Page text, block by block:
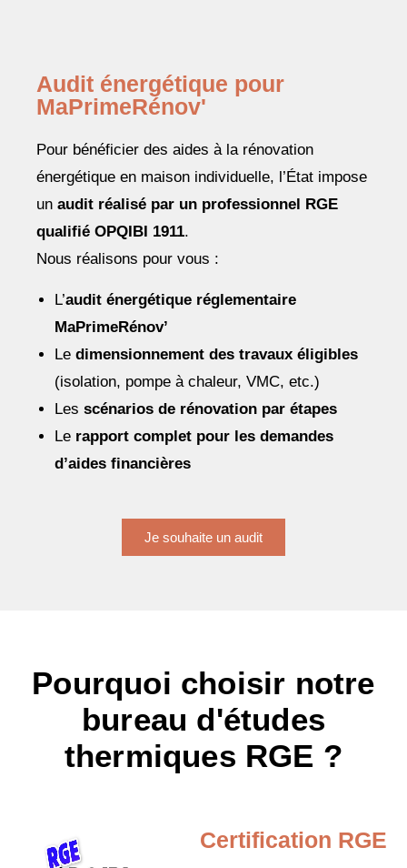
Audit énergétique pour
MaPrimeRénov'
Pour bénéficier des aides à la rénovation
énergétique en maison individuelle, l’État impose
un audit réalisé par un professionnel RGE
qualifié OPQIBI 1911.
Nous réalisons pour vous :
L’audit énergétique réglementaire
MaPrimeRénov’
Le dimensionnement des travaux éligibles
(isolation, pompe à chaleur, VMC, etc.)
Les scénarios de rénovation par étapes
Le rapport complet pour les demandes
d’aides financières
Je souhaite un audit
Pourquoi choisir notre
bureau d'études
thermiques RGE ?
Certification RGE